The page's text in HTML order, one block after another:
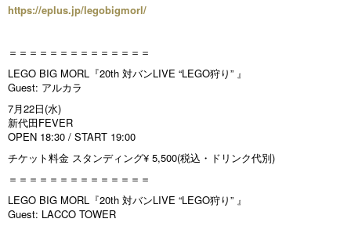
https://eplus.jp/legobigmorl/
＝＝＝＝＝＝＝＝＝＝＝＝＝＝
LEGO BIG MORL『20th 対バンLIVE “LEGO狩り” 』
Guest: アルカラ
7月22日(水)
新代田FEVER
OPEN 18:30 / START 19:00
チケット料金 スタンディング¥ 5,500(税込・ドリンク代別)
＝＝＝＝＝＝＝＝＝＝＝＝＝＝
LEGO BIG MORL『20th 対バンLIVE “LEGO狩り” 』
Guest: LACCO TOWER